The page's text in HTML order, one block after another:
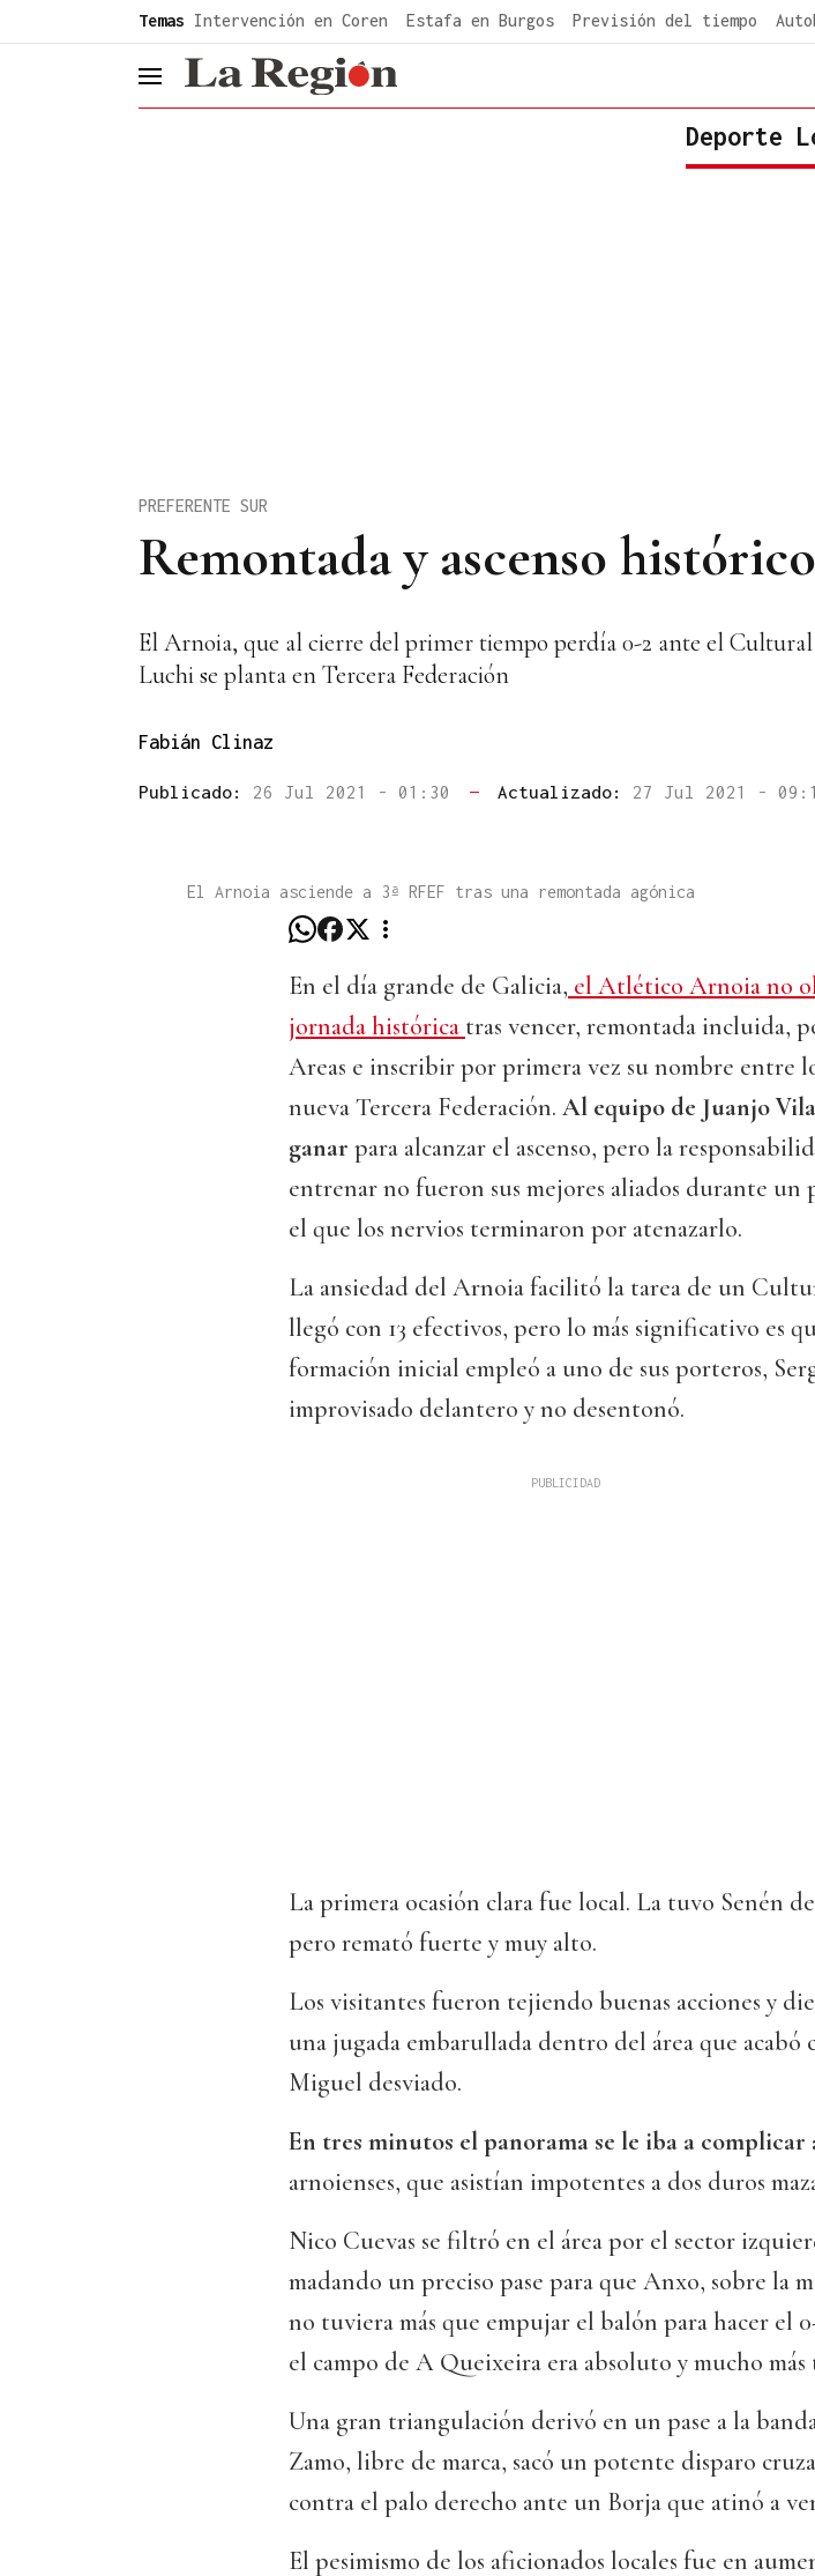
Temas Intervención en Coren Estafa en Burgos Previsión del tiempo
header.menu.open
Deporte
Remontada y ascenso
PREFERENTE SUR
El Arnoia, que al cierre del primer tiempo perdía 0-2 ante el
Luchi se planta en Tercera Federación
Fabián Clinaz
Publicado: 26 Jul 2021 - 01:30 — Actualizado: 27 Jul 2021 -
El Arnoia asciende a 3ª RFEF tras una remontada agónica
En el día grande de Galicia, el Atlético Arnoia no
jornada histórica tras vencer, remontada incluida,
Areas e inscribir por primera vez su nombre entre
nueva Tercera Federación. Al equipo de Juanjo
ganar para alcanzar el ascenso, pero la
entrenar no fueron sus mejores aliados durante un
el que los nervios terminaron por atenazarlo.
La ansiedad del Arnoia facilitó la tarea de un
llegó con 13 efectivos, pero lo más significativo es
formación inicial empleó a uno de sus porteros,
improvisado delantero y no desentonó.
La primera ocasión clara fue local. La tuvo Senén
pero remató fuerte y muy alto.
Los visitantes fueron tejiendo buenas acciones y
una jugada embarullada dentro del área que acabó
Miguel desviado.
En tres minutos el panorama se le iba a complicar
arnoienses, que asistían impotentes a dos duros
Nico Cuevas se filtró en el área por el sector
madando un preciso pase para que Anxo, sobre la
no tuviera más que empujar el balón para hacer el
el campo de A Queixeira era absoluto y mucho más
Una gran triangulación derivó en un pase a la
Zamo, libre de marca, sacó un potente disparo
contra el palo derecho ante un Borja que atinó a
El pesimismo de los aficionados locales fue en